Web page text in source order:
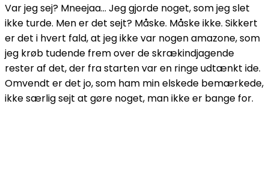
Var jeg sej? Mneejaa… Jeg gjorde noget, som jeg slet
ikke turde. Men er det sejt? Måske. Måske ikke. Sikkert
er det i hvert fald, at jeg ikke var nogen amazone, som
jeg krøb tudende frem over de skrækindjagende
rester af det, der fra starten var en ringe udtænkt ide.
Omvendt er det jo, som ham min elskede bemærkede,
ikke særlig sejt at gøre noget, man ikke er bange for.